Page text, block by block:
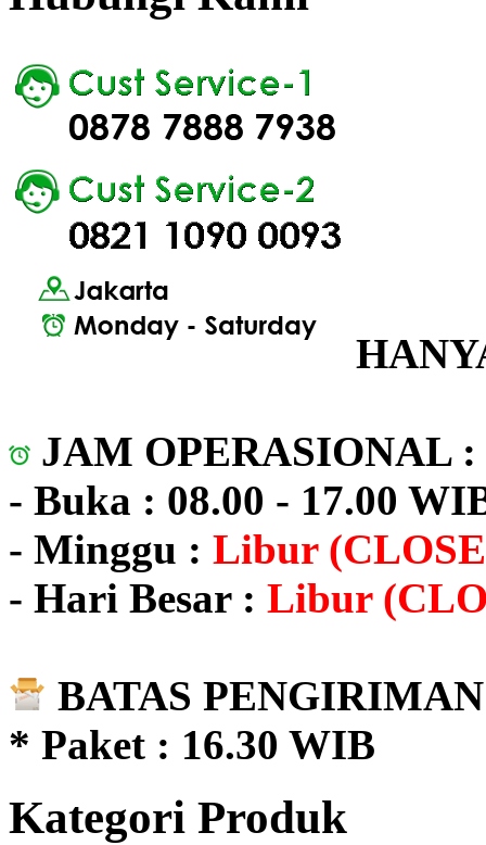
JAM OPERASIONAL :
- Buka : 08.00 - 17.00
- Minggu : Libur
- Hari Besar : Libur
BATAS
* Paket : 16.30 WIB
Kategori Produk